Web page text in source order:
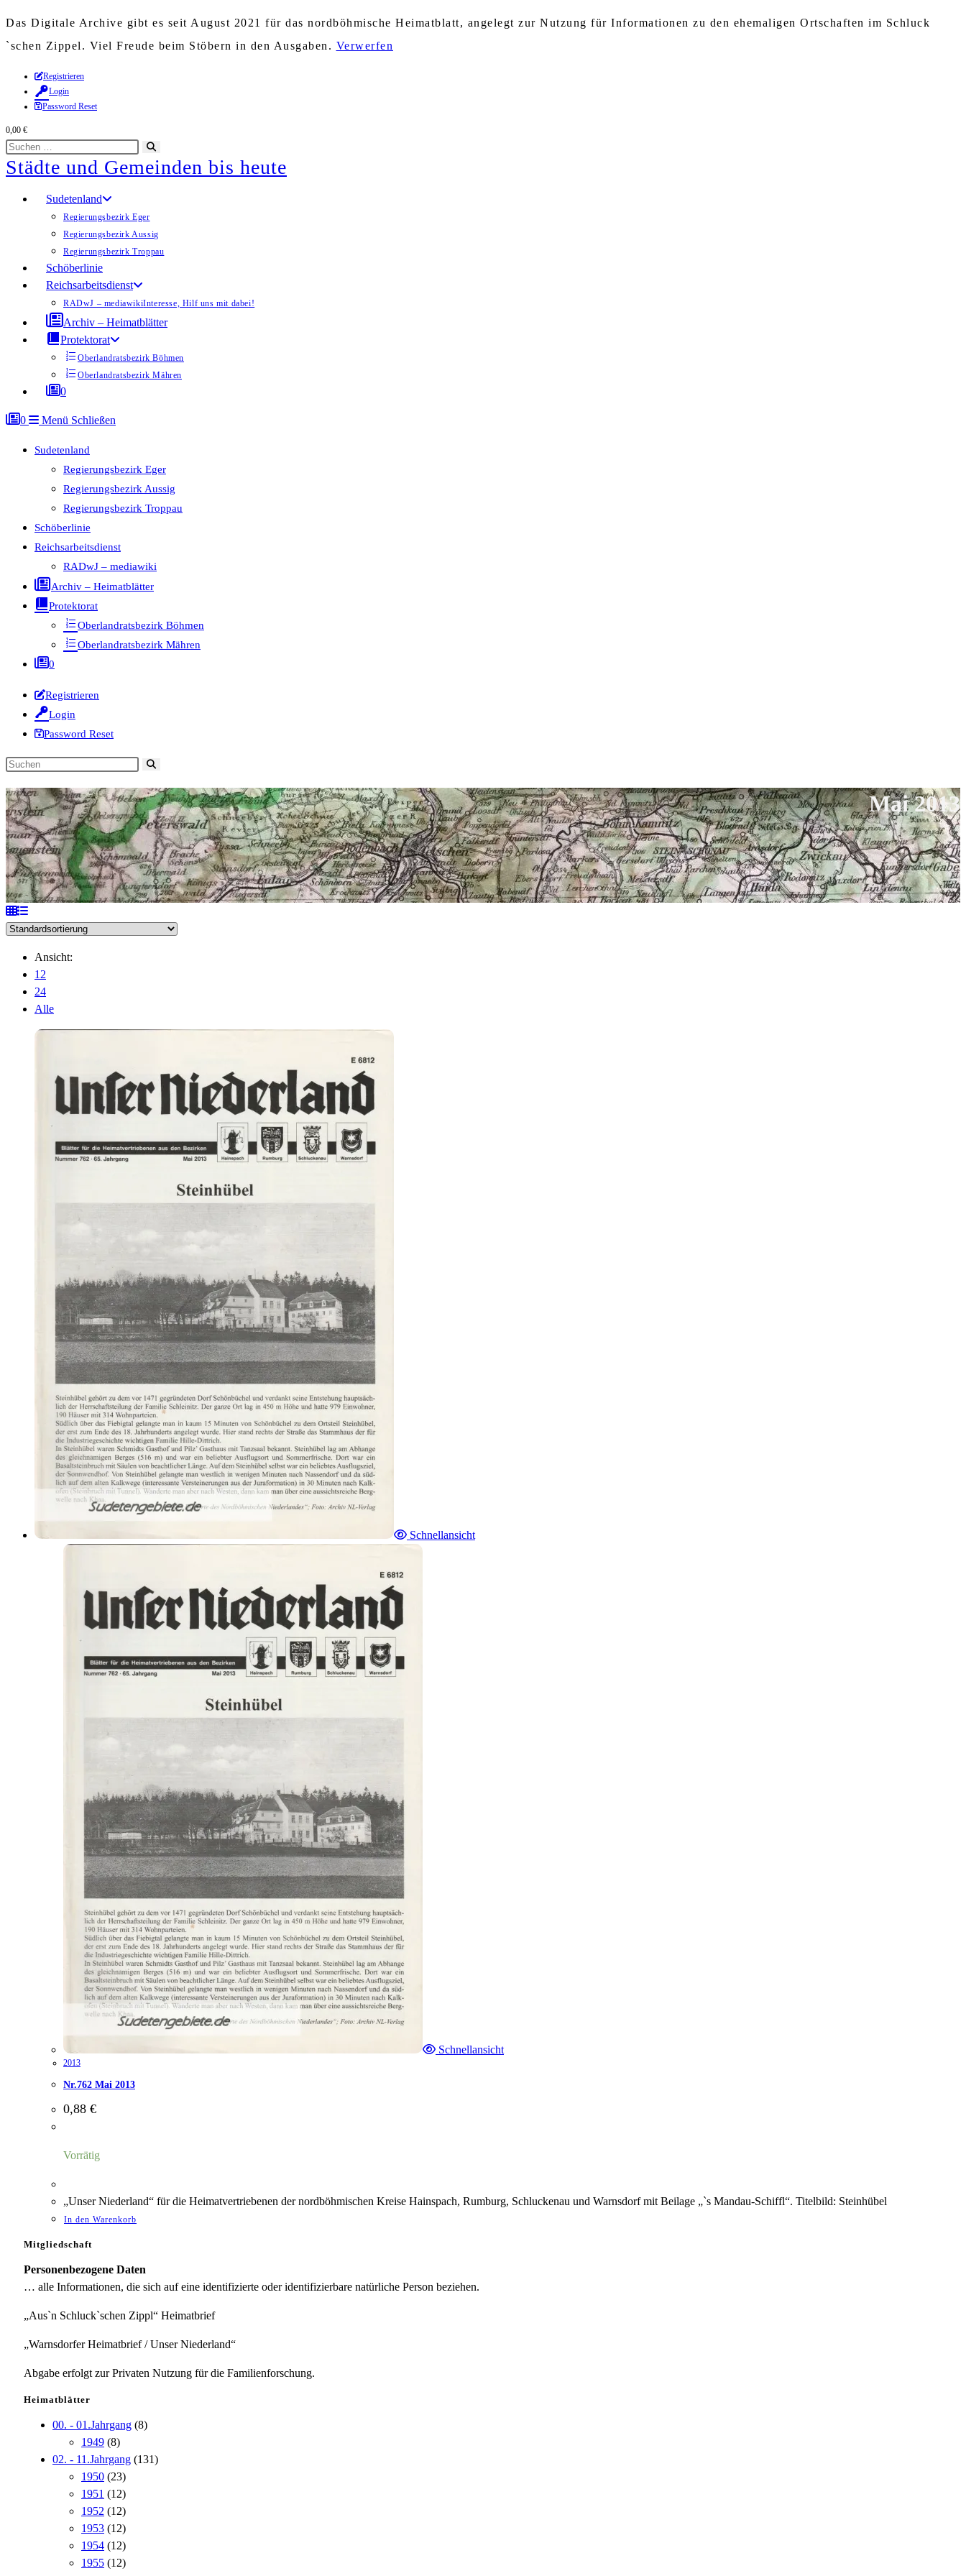
Das Digitale Archive gibt es seit August 2021 für das nordböhmische Heimatblatt, angelegt zur Nutzung für Informationen zu den ehemaligen Ortschaften im Schluck
`schen Zippel. Viel Freude beim Stöbern in den Ausgaben. Verwerfen
Zum
Inhalt
springen
Registrieren
Login
Password Reset
0,00 €
Diese
Website
durchsuchen
starten
Städte und Gemeinden bis heute
Sudetenland
Regierungsbezirk Eger
Regierungsbezirk Aussig
Regierungsbezirk Troppau
Schöberlinie
Reichsarbeitsdienst
RADwJ – mediawikiInteresse, Hilf uns mit dabei!
Archiv – Heimatblätter
Protektorat
Oberlandratsbezirk Böhmen
Oberlandratsbezirk Mähren
0
0 Menü Schließen
Sudetenland
Regierungsbezirk Eger
Regierungsbezirk Aussig
Regierungsbezirk Troppau
Schöberlinie
Reichsarbeitsdienst
RADwJ – mediawiki
Archiv – Heimatblätter
Protektorat
Oberlandratsbezirk Böhmen
Oberlandratsbezirk Mähren
0
Registrieren
Login
Password Reset
Diese
durchsuchen
Mai 2013
Ansicht:
12
24
Alle
Schnellansicht
Schnellansicht
2013
Nr.762 Mai 2013
0,88 €
Vorrätig
„Unser Niederland“ für die Heimatvertriebenen der nordböhmischen Kreise Hainspach, Rumburg, Schluckenau und Warnsdorf mit Beilage „`s Mandau-Schiffl“. Titelbild: Steinhübel
In den Warenkorb
Mitgliedschaft
Personenbezogene Daten
… alle Informationen, die sich auf eine identifizierte oder identifizierbare natürliche Person beziehen.
„Aus`n Schluck`schen Zippl“ Heimatbrief
„Warnsdorfer Heimatbrief / Unser Niederland“
Abgabe erfolgt zur Privaten Nutzung für die Familienforschung.
Heimatblätter
00. - 01.Jahrgang (8)
1949 (8)
02. - 11.Jahrgang (131)
1950 (23)
1951 (12)
1952 (12)
1953 (12)
1954 (12)
1955 (12)